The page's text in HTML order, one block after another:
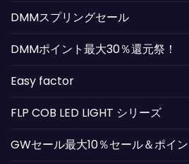
DMMスプリングセール
DMMポイント最大30％還元祭！
Easy factor
FLP COB LED LIGHT シリーズ
GWセール最大10％セール＆ポイン